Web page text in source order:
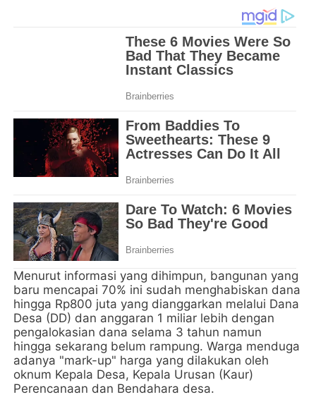
Menurut informasi yang dihimpun, bangunan yang
baru mencapai 70% ini sudah menghabiskan dana
hingga Rp800 juta yang dianggarkan melalui Dana
Desa (DD) dan anggaran 1 miliar lebih dengan
pengalokasian dana selama 3 tahun namun
hingga sekarang belum rampung. Warga menduga
adanya "mark-up" harga yang dilakukan oleh
oknum Kepala Desa, Kepala Urusan (Kaur)
Perencanaan dan Bendahara desa.